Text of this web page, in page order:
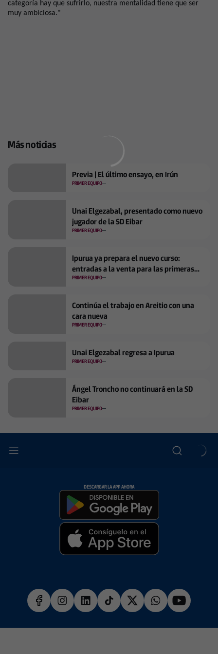
categoría hay que sufrirlo, nuestra mentalidad tiene que ser
muy ambiciosa."
Más noticias
Previa | El último ensayo, en Irún
PRIMER EQUIPO
Unai Elgezabal, presentado como nuevo
jugador de la SD Eibar
PRIMER EQUIPO
Ipurua ya prepara el nuevo curso:
entradas a la venta para las primeras
jornadas
PRIMER EQUIPO
Continúa el trabajo en Areitio con una
cara nueva
PRIMER EQUIPO
Unai Elgezabal regresa a Ipurua
PRIMER EQUIPO
Ángel Troncho no continuará en la SD
Eibar
PRIMER EQUIPO
DESCARGAR LA APP AHORA